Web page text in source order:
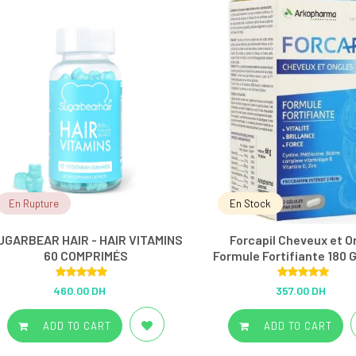
En Rupture
HAIR - HAIR VITAMINS
60 COMPRIMÉS
Rated 5.00
out of 5
460.00 DH
ADD TO CART
En Stock
Forcapil Cheveux et
Formule Fortifiante 180
Rated 5.00
out of 5
357.00 DH
ADD TO CART